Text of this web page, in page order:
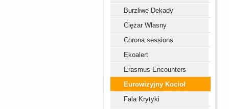
Burzliwe Dekady
Ciężar Własny
Corona sessions
Ekoalert
Erasmus Encounters
Eurowizyjny Kocioł
Fala Krytyki